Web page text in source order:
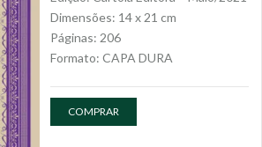
Dimensões: 14 x 21 cm
Páginas: 206
Formato: CAPA DURA
COMPRAR